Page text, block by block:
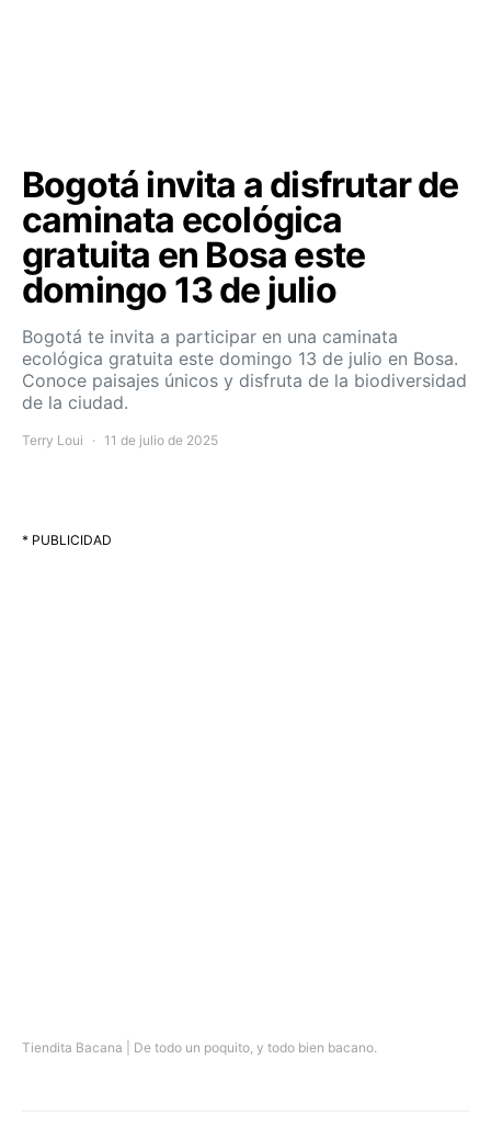
Bogotá invita a disfrutar de
caminata ecológica
gratuita en Bosa este
domingo 13 de julio
Bogotá te invita a participar en una caminata
ecológica gratuita este domingo 13 de julio en Bosa.
Conoce paisajes únicos y disfruta de la biodiversidad
de la ciudad.
Terry Loui 11 de julio de 2025
* PUBLICIDAD
Tiendita Bacana | De todo un poquito, y todo bien bacano.